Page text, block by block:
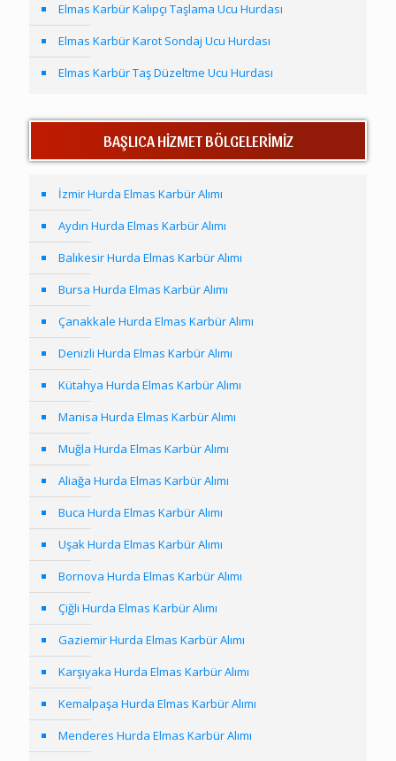
Elmas Karbür Kalıpçı Taşlama Ucu Hurdası
Elmas Karbür Karot Sondaj Ucu Hurdası
Elmas Karbür Taş Düzeltme Ucu Hurdası
BAŞLICA HİZMET BÖLGELERİMİZ
İzmir Hurda Elmas Karbür Alımı
Aydın Hurda Elmas Karbür Alımı
Balıkesir Hurda Elmas Karbür Alımı
Bursa Hurda Elmas Karbür Alımı
Çanakkale Hurda Elmas Karbür Alımı
Denizli Hurda Elmas Karbür Alımı
Kütahya Hurda Elmas Karbür Alımı
Manisa Hurda Elmas Karbür Alımı
Muğla Hurda Elmas Karbür Alımı
Aliağa Hurda Elmas Karbür Alımı
Buca Hurda Elmas Karbür Alımı
Uşak Hurda Elmas Karbür Alımı
Bornova Hurda Elmas Karbür Alımı
Çiğli Hurda Elmas Karbür Alımı
Gaziemir Hurda Elmas Karbür Alımı
Karşıyaka Hurda Elmas Karbür Alımı
Kemalpaşa Hurda Elmas Karbür Alımı
Menderes Hurda Elmas Karbür Alımı